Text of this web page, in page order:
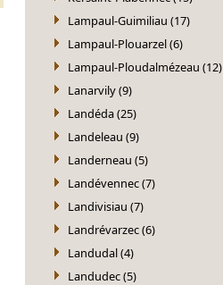
Lampaul-Guimiliau (17)
Lampaul-Plouarzel (6)
Lampaul-Ploudalmézeau (12)
Lanarvily (9)
Landéda (25)
Landeleau (9)
Landerneau (5)
Landévennec (7)
Landivisiau (7)
Landrévarzec (6)
Landudal (4)
Landudec (5)